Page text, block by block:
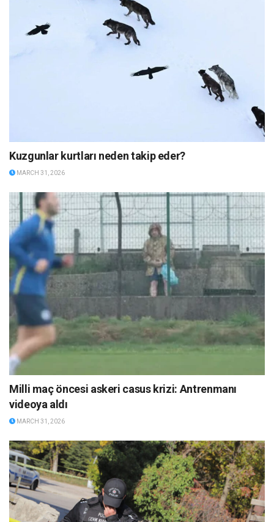
Kuzgunlar kurtları neden takip eder?
MARCH 31, 2026
Milli maç öncesi askeri casus krizi: Antrenmanı
videoya aldı
MARCH 31, 2026